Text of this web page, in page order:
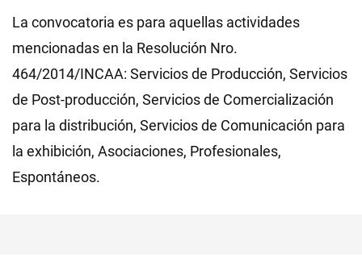
La convocatoria es para aquellas actividades
mencionadas en la Resolución Nro.
464/2014/INCAA: Servicios de Producción, Servicios
de Post-producción, Servicios de Comercialización
para la distribución, Servicios de Comunicación para
la exhibición, Asociaciones, Profesionales,
Espontáneos.